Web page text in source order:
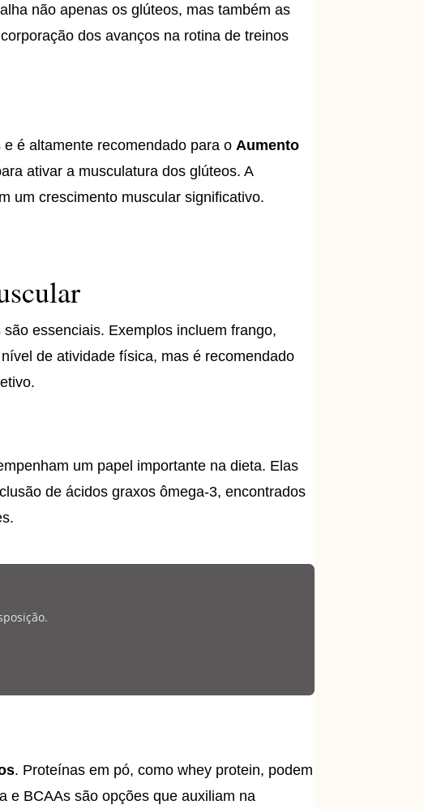
não apenas os glúteos, mas também as
dos avanços na rotina de treinos
é altamente recomendado para oAumento
ativar a musculatura dos glúteos. A
um crescimento muscular significativo.
essenciais. Exemplos incluem frango,
de atividade física, mas é recomendado
um papel importante na dieta. Elas
de ácidos graxos ômega-3, encontrados
. Proteínas em pó, como whey protein, podem
e BCAAs são opções que auxiliam na